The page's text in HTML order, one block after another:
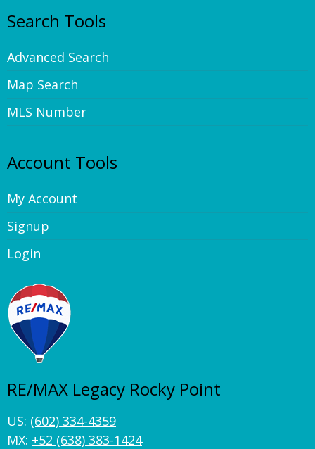
Search Tools
Advanced Search
Map Search
MLS Number
Account Tools
My Account
Signup
Login
RE/MAX Legacy Rocky Point
US: (602) 334-4359
MX: +52 (638) 383-1424